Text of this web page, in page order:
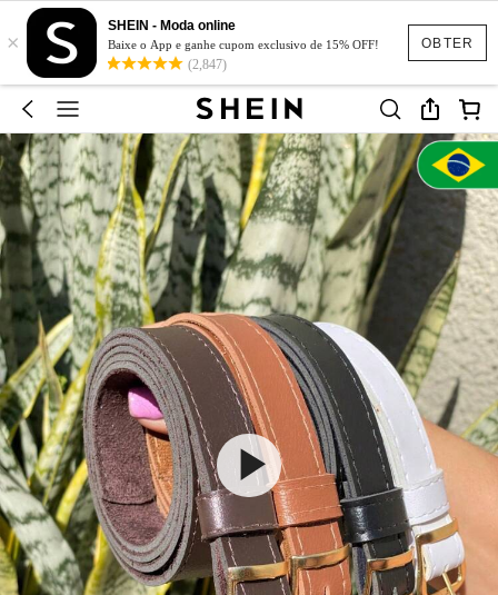
OBTER
×
SHEIN - Moda online
Baixe o App e ganhe cupom exclusivo de 15% OFF!
(2,847)